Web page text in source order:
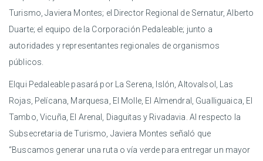
Turismo, Javiera Montes; el Director Regional de Sernatur, Alberto
Duarte; el equipo de la Corporación Pedaleable; junto a
autoridades y representantes regionales de organismos
públicos.
Elqui Pedaleable pasará por La Serena, Islón, Altovalsol, Las
Rojas, Pelícana, Marquesa, El Molle, El Almendral, Gualliguaica, El
Tambo, Vicuña, El Arenal, Diaguitas y Rivadavia. Al respecto la
Subsecretaria de Turismo, Javiera Montes señaló que
“Buscamos generar una ruta o vía verde para entregar un mayor